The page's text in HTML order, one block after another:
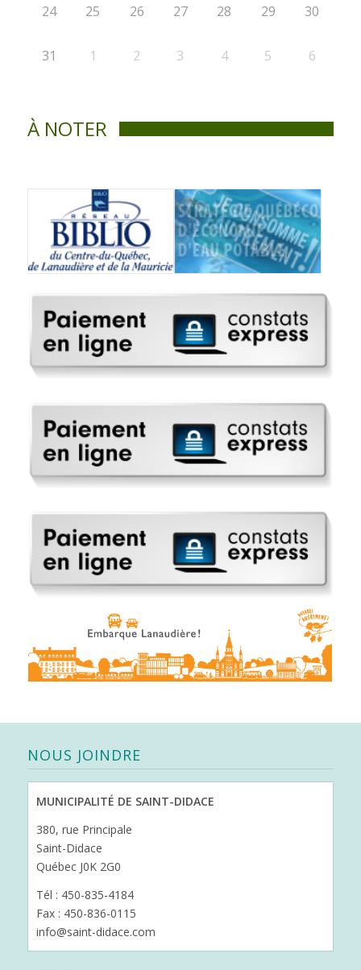
24 25 26 27 28 29 30
31 1 2 3 4 5 6
À NOTER
NOUS JOINDRE
MUNICIPALITÉ DE SAINT-DIDACE
380, rue Principale
Saint-Didace
Québec J0K 2G0
Tél : 450-835-4184
Fax : 450-836-0115
info@saint-didace.com